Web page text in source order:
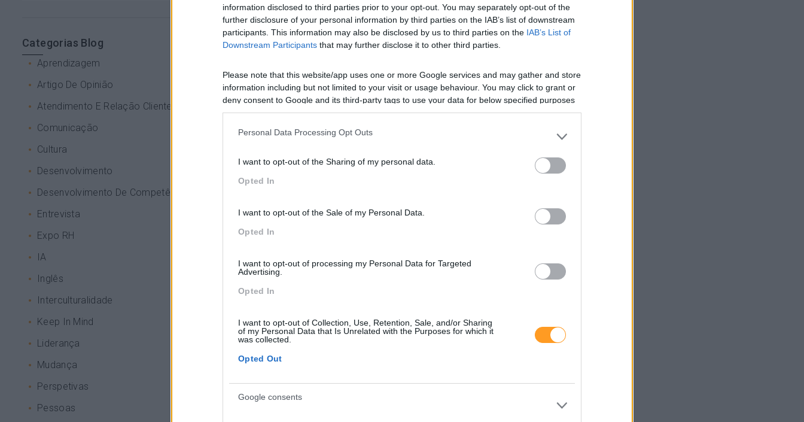
information disclosed to third parties prior to your opt-out. You may separately opt-out of the
further disclosure of your personal information by third parties on the IAB’s list of downstream
participants. This information may also be disclosed by us to third parties on the IAB’s List of
Downstream Participants that may further disclose it to other third parties.
Please note that this website/app uses one or more Google services and may gather and store
information including but not limited to your visit or usage behaviour. You may click to grant or
deny consent to Google and its third-party tags to use your data for below specified purposes
in below Google consent section.
Personal Data Processing Opt Outs
I want to opt-out of the Sharing of my personal data.
Opted In
I want to opt-out of the Sale of my Personal Data.
Opted In
I want to opt-out of processing my Personal Data for Targeted
Advertising.
Opted In
I want to opt-out of Collection, Use, Retention, Sale, and/or Sharing
of my Personal Data that Is Unrelated with the Purposes for which it
was collected.
Opted Out
Google consents
Categorias Blog
Aprendizagem
Artigo De Opinião
Atendimento E Relação Cliente
Comunicação
Cultura
Desenvolvimento
Desenvolvimento De Competências
Entrevista
Expo RH
IA
Inglês
Interculturalidade
Keep In Mind
Liderança
Mudança
Perspetivas
Pessoas